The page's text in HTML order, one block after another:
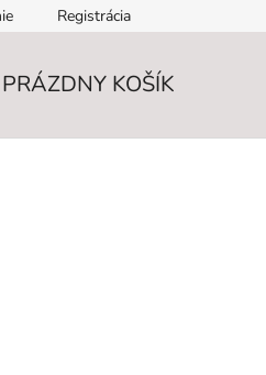
Registrácia
PRÁZDNY KOŠÍK